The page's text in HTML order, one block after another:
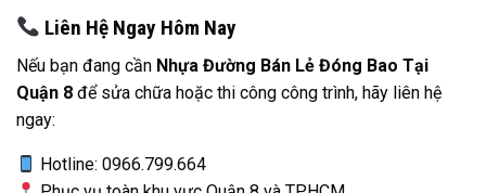
Liên Hệ Ngay Hôm Nay
Nếu bạn đang cần Nhựa Đường Bán Lẻ Đóng Bao Tại
Quận 8 để sửa chữa hoặc thi công công trình, hãy liên hệ
ngay:
Hotline: 0966.799.664